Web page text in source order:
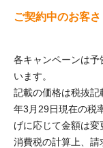
ご契約中のお客さ
各キャンペーンは
います。
記載の価格は税抜記
年3月29日現在の税
げに応じて金額は変
消費税の計算上、請